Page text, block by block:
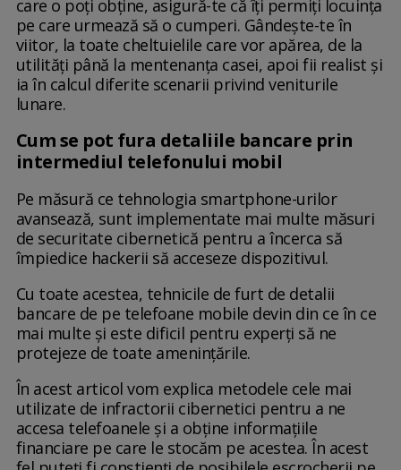
care o poți obține, asigură-te că îți permiți locuința
pe care urmează să o cumperi. Gândește-te în
viitor, la toate cheltuielile care vor apărea, de la
utilități până la mentenanța casei, apoi fii realist și
ia în calcul diferite scenarii privind veniturile
lunare.
Cum se pot fura detaliile bancare prin
intermediul telefonului mobil
Pe măsură ce tehnologia smartphone-urilor
avansează, sunt implementate mai multe măsuri
de securitate cibernetică pentru a încerca să
împiedice hackerii să acceseze dispozitivul.
Cu toate acestea, tehnicile de furt de detalii
bancare de pe telefoane mobile devin din ce în ce
mai multe și este dificil pentru experți să ne
protejeze de toate amenințările.
În acest articol vom explica metodele cele mai
utilizate de infractorii cibernetici pentru a ne
accesa telefoanele și a obține informațiile
financiare pe care le stocăm pe acestea. În acest